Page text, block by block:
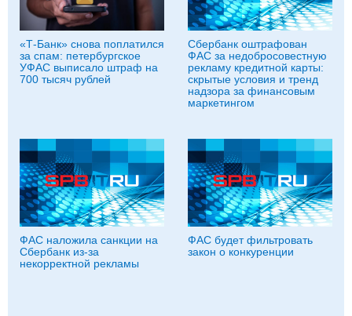
«Т-Банк» снова поплатился
за спам: петербургское
УФАС выписало штраф на
700 тысяч рублей
Сбербанк оштрафован
ФАС за недобросовестную
рекламу кредитной карты:
скрытые условия и тренд
надзора за финансовым
маркетингом
ФАС наложила санкции на
Сбербанк из-за
некорректной рекламы
ФАС будет фильтровать
закон о конкуренции